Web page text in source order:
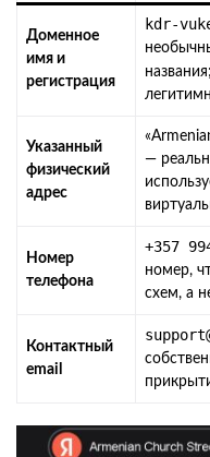
Доменное
имя и
регистрация
kdr-
Указанный
физический
адрес
—
Номер
телефона
+357
номер,
схем, а
Контактный
email